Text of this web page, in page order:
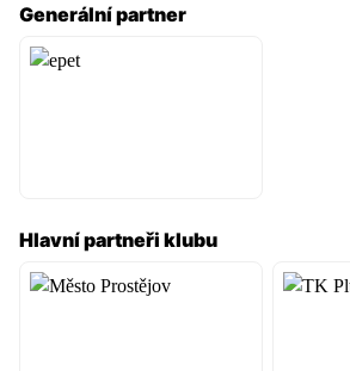
Generální partner
Hlavní partneři klubu